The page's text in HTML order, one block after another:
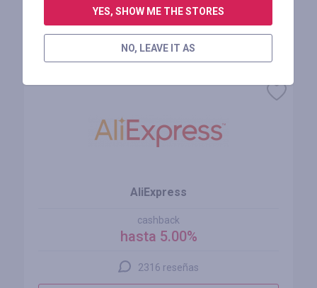
Tiendas similares
AliExpress
cashback
hasta 5.00%
2316 reseñas
YES, SHOW ME THE STORES
NO, LEAVE IT AS